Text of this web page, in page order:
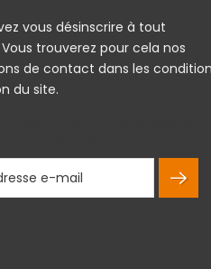
vous désinscrire à tout
trouverez pour cela nos
de contact dans les
du site.